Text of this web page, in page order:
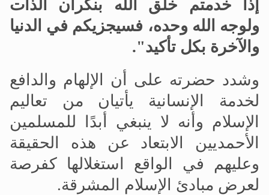
إذا خدمتم خلق الله بنكران الذات
ولوجه الله وحده، فسيجزيكم في الدنيا
والآخرة بكل تأكيد".
وشدد حضرته على أن الإلهام والدافع
لخدمة الإنسانية يأتيان من تعاليم
الإسلام وأنه لا ينبغي أبدًا للمسلمين
الأحمديين الابتعاد عن هذه الحقيقة
وعليهم في الواقع استغلالها كفرصة
لعرض مبادئ الإسلام المشرقة.